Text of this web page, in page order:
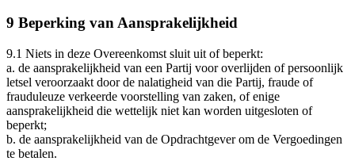
9 Beperking van Aansprakelijkheid
9.1 Niets in deze Overeenkomst sluit uit of beperkt:
a. de aansprakelijkheid van een Partij voor overlijden of persoonlijk
letsel veroorzaakt door de nalatigheid van die Partij, fraude of
frauduleuze verkeerde voorstelling van zaken, of enige
aansprakelijkheid die wettelijk niet kan worden uitgesloten of
beperkt;
b. de aansprakelijkheid van de Opdrachtgever om de Vergoedingen
te betalen.